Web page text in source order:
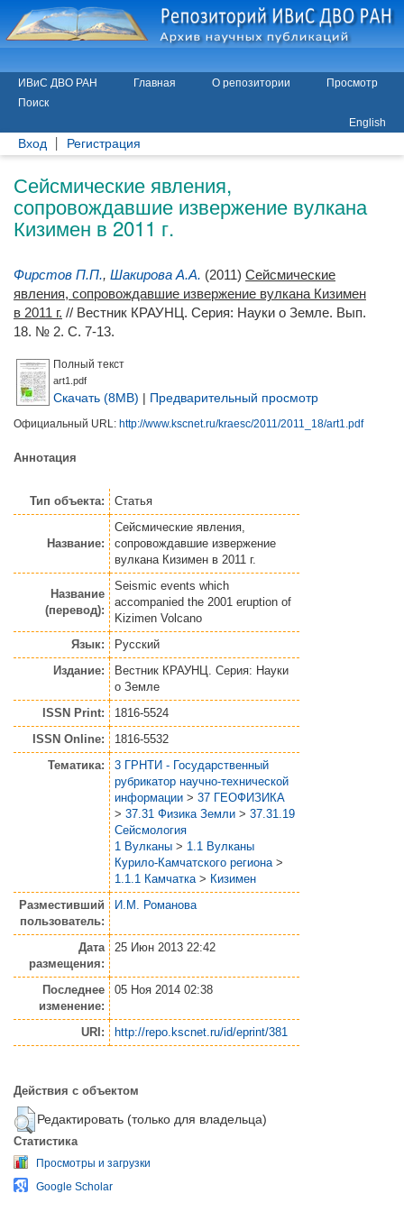
ИВиС ДВО РАН Главная О репозитории
Просмотр
Поиск
English
Вход Регистрация
Сейсмические явления,
сопровождавшие извержение вулкана
Кизимен в 2011 г.
Фирстов П.П., Шакирова А.А. (2011) Сейсмические
явления, сопровождавшие извержение вулкана Кизимен
в 2011 г. // Вестник КРАУНЦ. Серия: Науки о Земле. Вып.
18. № 2. С. 7-13.
Полный текст
art1.pdf
Скачать (8MB) | Предварительный просмотр
Официальный URL: http://www.kscnet.ru/kraesc/2011/2011_18/art1.pdf
Аннотация
Тип объекта: Статья
Название:
Сейсмические явления,
сопровождавшие извержение
вулкана Кизимен в 2011 г.
Название
(перевод):
Seismic events which
accompanied the 2001 eruption of
Kizimen Volcano
Язык:
Русский
Издание:
Вестник КРАУНЦ. Серия: Науки
о Земле
ISSN Print:
1816-5524
ISSN Online:
1816-5532
Тематика:
3 ГРНТИ - Государственный
рубрикатор научно-технической
информации > 37 ГЕОФИЗИКА
> 37.31 Физика Земли > 37.31.19
Сейсмология
1 Вулканы > 1.1 Вулканы
Курило-Камчатского региона >
1.1.1 Камчатка > Кизимен
Разместивший
пользователь:
И.М. Романова
Дата
размещения:
25 Июн 2013 22:42
Последнее
изменение:
05 Ноя 2014 02:38
URI: http://repo.kscnet.ru/id/eprint/381
Действия с объектом
Редактировать (только для владельца)
Статистика
Просмотры и загрузки
Google Scholar